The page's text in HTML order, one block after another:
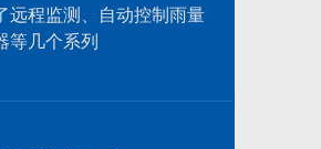
远程监测、自动控制雨量
等几个系列